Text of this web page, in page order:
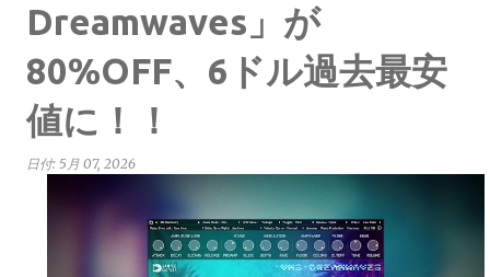
Dreamwaves」が
80%OFF、6ドル過去最安
値に！！
日付: 5月 07, 2026